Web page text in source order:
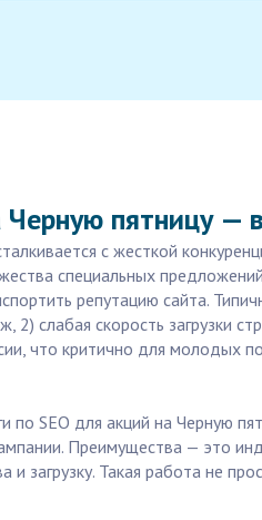
Черную пятницу
с жесткой
специальных
репутацию сайта.
слабая скорость загрузки
что критично для молодых
по SEO для акций на Черную
Преимущества — это
загрузку. Такая работа не